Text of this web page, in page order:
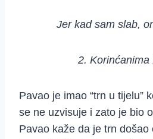
Jer kad sam slab,
2. Korinćanima
Pavao je imao “trn u tijelu”
se ne uzvisuje i zato je bio
Pavao kaže da je trn došao